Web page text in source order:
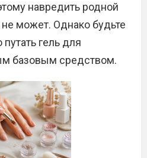
навредить родной
не может. Однако будьте
гель для
базовым средством.